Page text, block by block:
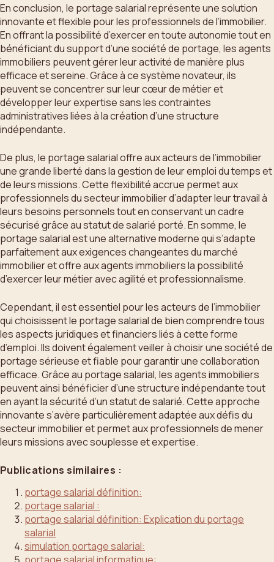
En conclusion, le portage salarial représente une solution
innovante et flexible pour les professionnels de l’immobilier.
En offrant la possibilité d’exercer en toute autonomie tout en
bénéficiant du support d’une société de portage, les agents
immobiliers peuvent gérer leur activité de manière plus
efficace et sereine. Grâce à ce système novateur, ils
peuvent se concentrer sur leur cœur de métier et
développer leur expertise sans les contraintes
administratives liées à la création d’une structure
indépendante.
De plus, le portage salarial offre aux acteurs de l’immobilier
une grande liberté dans la gestion de leur emploi du temps et
de leurs missions. Cette flexibilité accrue permet aux
professionnels du secteur immobilier d’adapter leur travail à
leurs besoins personnels tout en conservant un cadre
sécurisé grâce au statut de salarié porté. En somme, le
portage salarial est une alternative moderne qui s’adapte
parfaitement aux exigences changeantes du marché
immobilier et offre aux agents immobiliers la possibilité
d’exercer leur métier avec agilité et professionnalisme.
Cependant, il est essentiel pour les acteurs de l’immobilier
qui choisissent le portage salarial de bien comprendre tous
les aspects juridiques et financiers liés à cette forme
d’emploi. Ils doivent également veiller à choisir une société de
portage sérieuse et fiable pour garantir une collaboration
efficace. Grâce au portage salarial, les agents immobiliers
peuvent ainsi bénéficier d’une structure indépendante tout
en ayant la sécurité d’un statut de salarié. Cette approche
innovante s’avère particulièrement adaptée aux défis du
secteur immobilier et permet aux professionnels de mener
leurs missions avec souplesse et expertise.
Publications similaires :
portage salarial définition:
portage salarial :
portage salarial définition: Explication du portage
salarial
simulation portage salarial: